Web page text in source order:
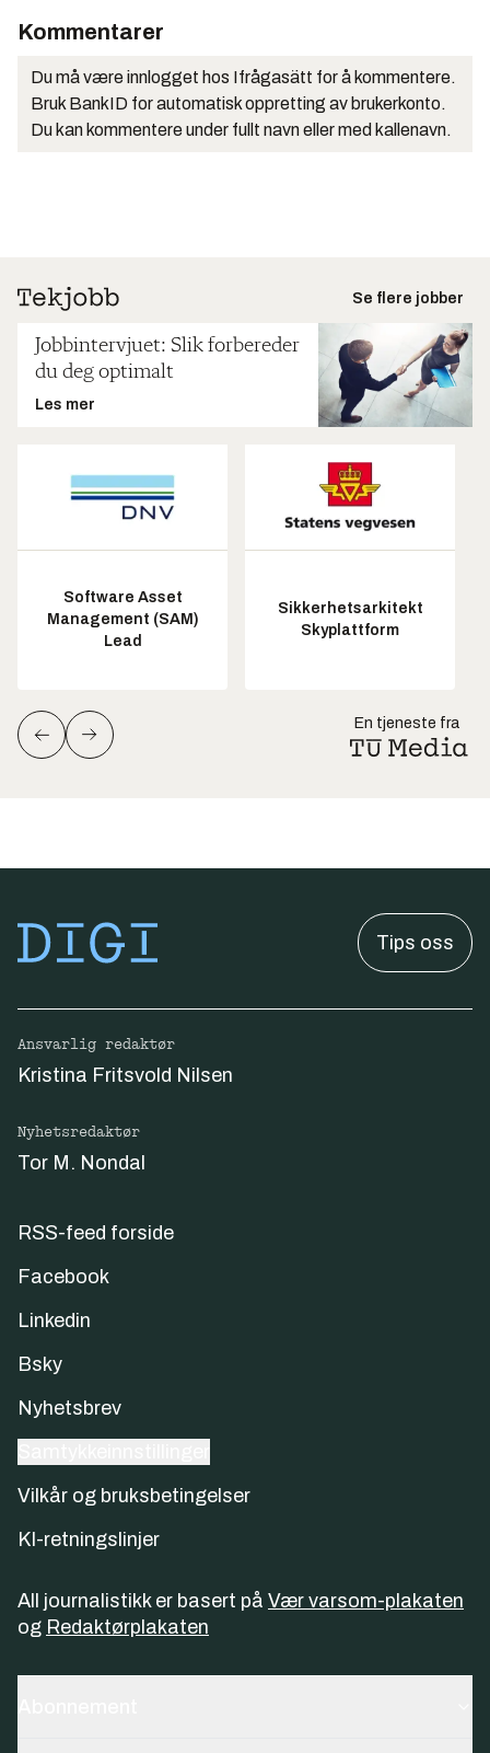
Kommentarer
Du må være innlogget hos Ifrågasätt for å kommentere.
Bruk BankID for automatisk oppretting av brukerkonto.
Du kan kommentere under fullt navn eller med kallenavn.
Se flere jobber
Jobbintervjuet: Slik forbereder
du deg optimalt
Les mer
Software Asset
Management (SAM)
Lead
Sikkerhetsarkitekt
Skyplattform
En tjeneste fra
Tips oss
Ansvarlig redaktør
Kristina Fritsvold Nilsen
Nyhetsredaktør
Tor M. Nondal
RSS-feed forside
Facebook
Linkedin
Bsky
Nyhetsbrev
Vilkår og bruksbetingelser
KI-retningslinjer
All journalistikk er basert på Vær varsom-plakaten
og Redaktørplakaten